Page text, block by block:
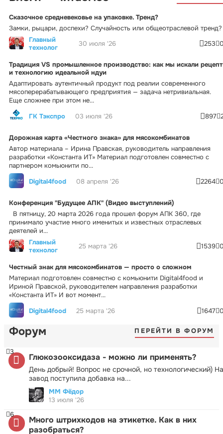
Сказочное средневековье на упаковке. Тренд?
Замки, рыцари, доспехи? Случайность или общеотраслевой тренд?
Главный
технолог
30 июля '26 253
Традиция VS промышленное производство: как мы искали рецепт
и технологию идеальной ндуи
Адаптировать аутентичный продукт под реалии современного
мясоперерабатывающего предприятия — задача нетривиальная.
Еще сложнее при этом не...
ГК Тэкспро
03 июля '26 897
Дорожная карта «Честного знака» для мясокомбинатов
Автор материала – Ирина Правская, руководитель направления
разработки «Константа ИТ» Материал подготовлен совместно с
партнером комьюнити по...
Digital4food
08 апреля '26 2264
Конференция "Будущее АПК" (Видео выступлений)
В пятницу, 20 марта 2026 года прошел форум АПК 360, где
принимало участие много именитых и известных отраслевых
деятелей и...
Главный
технолог
25 марта '26 1539
Честный знак для мясокомбинатов — просто о сложном
Материал подготовлен совместно с комьюнити Digital4food и
Ириной Правской, руководителем направления разработки
«Константа ИТ» И вот момент...
Digital4food
25 марта '26 1647
Форум ПЕРЕЙТИ В ФОРУМ
Глюкозооксидаза - можно ли применять?
День добрый! Вопрос не срочной, но технологический) На
завод поступила добавка на...
3
ММ Фёдор
13 июля '26
Много штрихкодов на этикетке. Как в них
разобраться?
6